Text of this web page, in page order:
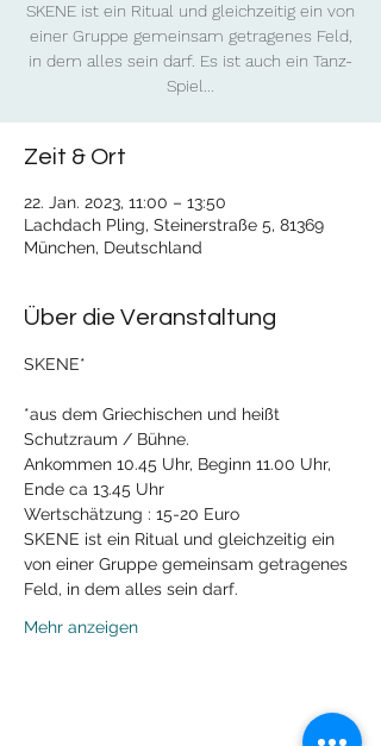
SKENE ist ein Ritual und gleichzeitig ein von
einer Gruppe gemeinsam getragenes Feld,
in dem alles sein darf. Es ist auch ein Tanz-
Spiel...
Zeit & Ort
22. Jan. 2023, 11:00 – 13:50
Lachdach Pling, Steinerstraße 5, 81369
München, Deutschland
Über die Veranstaltung
SKENE*
*aus dem Griechischen und heißt
Schutzraum / Bühne.
Ankommen 10.45 Uhr, Beginn 11.00 Uhr,
Ende ca 13.45 Uhr
Wertschätzung : 15-20 Euro
SKENE ist ein Ritual und gleichzeitig ein
von einer Gruppe gemeinsam getragenes
Feld, in dem alles sein darf.
Mehr anzeigen